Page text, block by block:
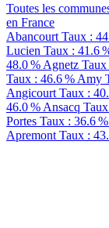
Toutes les
en France
Abancourt Taux :
Lucien Taux : 41.6
48.0 % Agnetz Taux
Taux : 46.6 % Amy
Angicourt Taux :
46.0 % Ansacq
Portes Taux : 36.6 %
Apremont Taux :